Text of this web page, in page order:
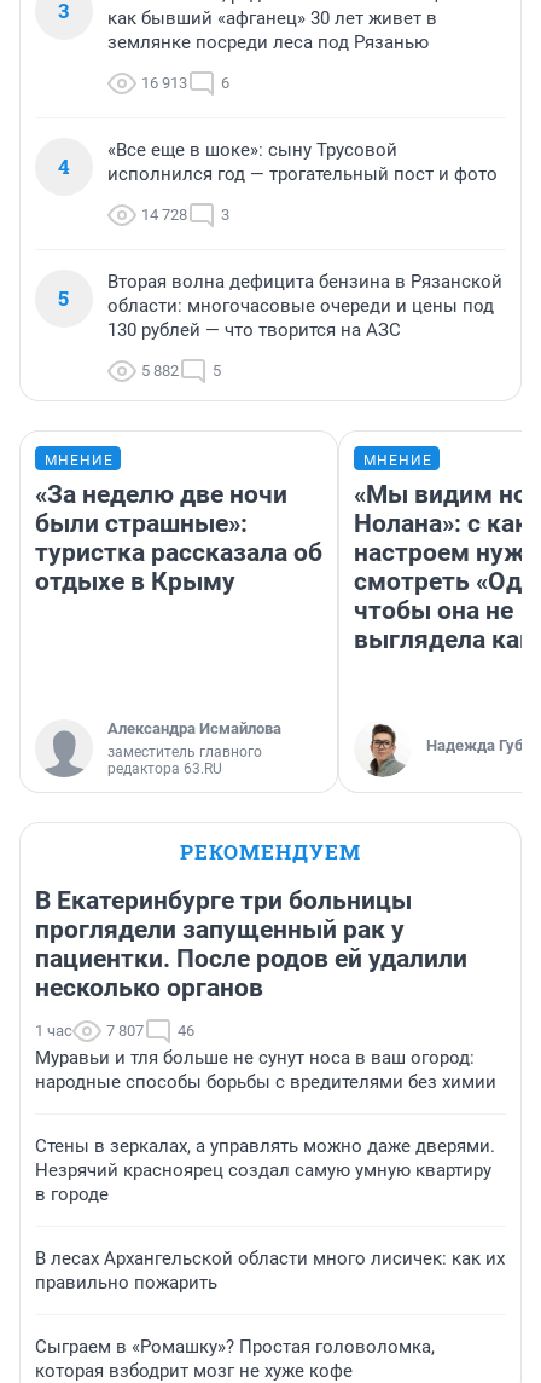
3
как бывший «афганец» 30 лет живет в
землянке посреди леса под Рязанью
16 913 6
4
«Все еще в шоке»: сыну Трусовой
исполнился год — трогательный пост и фото
14 728 3
5
Вторая волна дефицита бензина в Рязанской
области: многочасовые очереди и цены под
130 рублей — что творится на АЗС
5 882 5
МНЕНИЕ
«За неделю две ночи
были страшные»:
туристка рассказала об
отдыхе в Крыму
Александра Исмайлова
заместитель главного
редактора 63.RU
МНЕНИЕ
«Мы видим
Нолана»: с
настроем
смотреть
чтобы она не
выглядела как
Надежда
РЕКОМЕНДУЕМ
В Екатеринбурге три больницы
проглядели запущенный рак у
пациентки. После родов ей удалили
несколько органов
1 час 7 807 46
Муравьи и тля больше не сунут носа в ваш огород:
народные способы борьбы с вредителями без химии
Стены в зеркалах, а управлять можно даже дверями.
Незрячий красноярец создал самую умную квартиру
в городе
В лесах Архангельской области много лисичек: как их
правильно пожарить
Сыграем в «Ромашку»? Простая головоломка,
которая взбодрит мозг не хуже кофе